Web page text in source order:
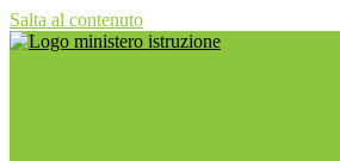
Salta al contenuto